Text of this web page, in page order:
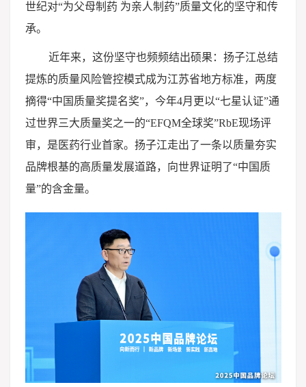
世纪对“为父母制药 为亲人制药”质量文化的坚守和传
承。
近年来，这份坚守也频频结出硕果：扬子江总结
提炼的质量风险管控模式成为江苏省地方标准，两度
摘得“中国质量奖提名奖”，今年4月更以“七星认证”通
过世界三大质量奖之一的“EFQM全球奖”RbE现场评
审，是医药行业首家。扬子江走出了一条以质量夯实
品牌根基的高质量发展道路，向世界证明了“中国质
量”的含金量。